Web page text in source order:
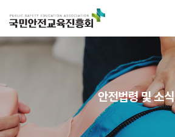
안전법령 및 소식